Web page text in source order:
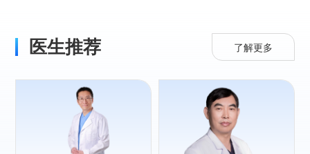
医生推荐 了解更多
专长：
擅长各类错牙合畸